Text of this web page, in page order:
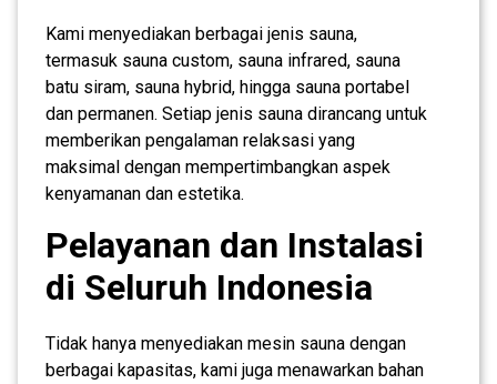
Kami menyediakan berbagai jenis sauna,
termasuk sauna custom, sauna infrared, sauna
batu siram, sauna hybrid, hingga sauna portabel
dan permanen. Setiap jenis sauna dirancang untuk
memberikan pengalaman relaksasi yang
maksimal dengan mempertimbangkan aspek
kenyamanan dan estetika.
Pelayanan dan Instalasi
di Seluruh Indonesia
Tidak hanya menyediakan mesin sauna dengan
berbagai kapasitas, kami juga menawarkan bahan